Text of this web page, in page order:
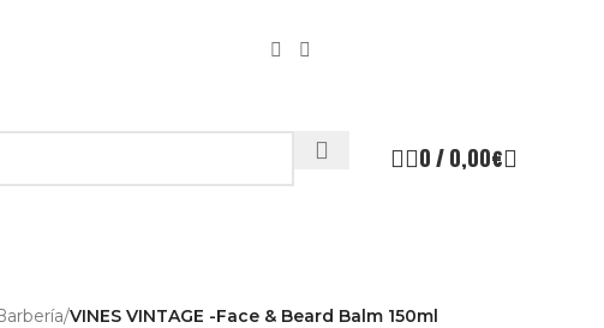
0/ 0,00€
/VINES VINTAGE -Face & Beard Balm 150ml